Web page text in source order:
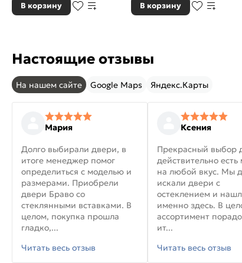
В корзину В корзину
Настоящие отзывы
На нашем сайте Google Maps Яндекс.Карты
Мария
Долго выбирали двери, в
итоге менеджер помог
определиться с моделью и
размерами. Приобрели
двери Браво со
стеклянными вставками. В
целом, покупка прошла
гладко,...
Читать весь отзыв
Ксения
Прекрасный выбор
действительно есть
на любой вкус. Мы
искали двери с
остеклением и
именно здесь. В
ассортимент
ит...
Читать весь отзыв